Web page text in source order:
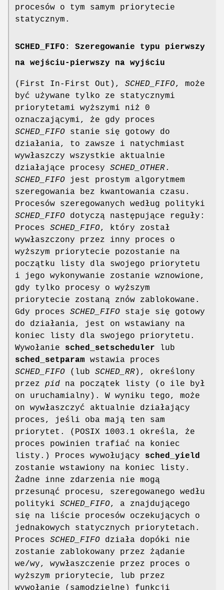
procesów o tym samym priorytecie
statycznym.
SCHED_FIFO: Szeregowanie typu pierwszy
na wejściu-pierwszy na wyjściu
(First In-First Out), SCHED_FIFO, może
być używane tylko ze statycznymi
priorytetami wyższymi niż 0
oznaczającymi, że gdy proces
SCHED_FIFO stanie się gotowy do
działania, to zawsze i natychmiast
wywłaszczy wszystkie aktualnie
działające procesy SCHED_OTHER.
SCHED_FIFO jest prostym algorytmem
szeregowania bez kwantowania czasu.
Procesów szeregowanych według polityki
SCHED_FIFO dotyczą następujące reguły:
Proces SCHED_FIFO, który został
wywłaszczony przez inny proces o
wyższym priorytecie pozostanie na
początku listy dla swojego priorytetu
i jego wykonywanie zostanie wznowione,
gdy tylko procesy o wyższym
priorytecie zostaną znów zablokowane.
Gdy proces SCHED_FIFO staje się gotowy
do działania, jest on wstawiany na
koniec listy dla swojego priorytetu.
Wywołanie sched_setscheduler lub
sched_setparam wstawia proces
SCHED_FIFO (lub SCHED_RR), określony
przez pid na początek listy (o ile był
on uruchamialny). W wyniku tego, może
on wywłaszczyć aktualnie działający
proces, jeśli oba mają ten sam
priorytet. (POSIX 1003.1 określa, że
proces powinien trafiać na koniec
listy.) Proces wywołujący sched_yield
zostanie wstawiony na koniec listy.
Żadne inne zdarzenia nie mogą
przesunąć procesu, szeregowanego wedłu
polityki SCHED_FIFO, a znajdującego
się na liście procesów oczekujących o
jednakowych statycznych priorytetach.
Proces SCHED_FIFO działa dopóki nie
zostanie zablokowany przez żądanie
we/wy, wywłaszczenie przez proces o
wyższym priorytecie, lub przez
wywołanie (samodzielne) funkcji